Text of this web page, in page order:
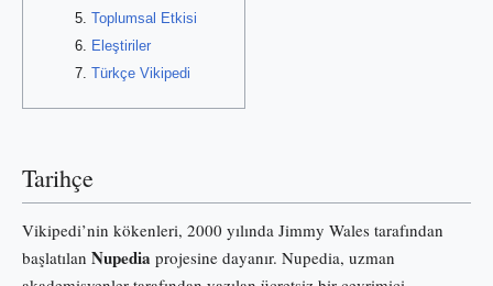
Toplumsal Etkisi
Eleştiriler
Türkçe Vikipedi
Tarihçe
Vikipedi’nin kökenleri, 2000 yılında Jimmy Wales tarafından
başlatılan Nupedia projesine dayanır. Nupedia, uzman